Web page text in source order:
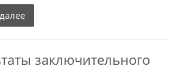
заключительного